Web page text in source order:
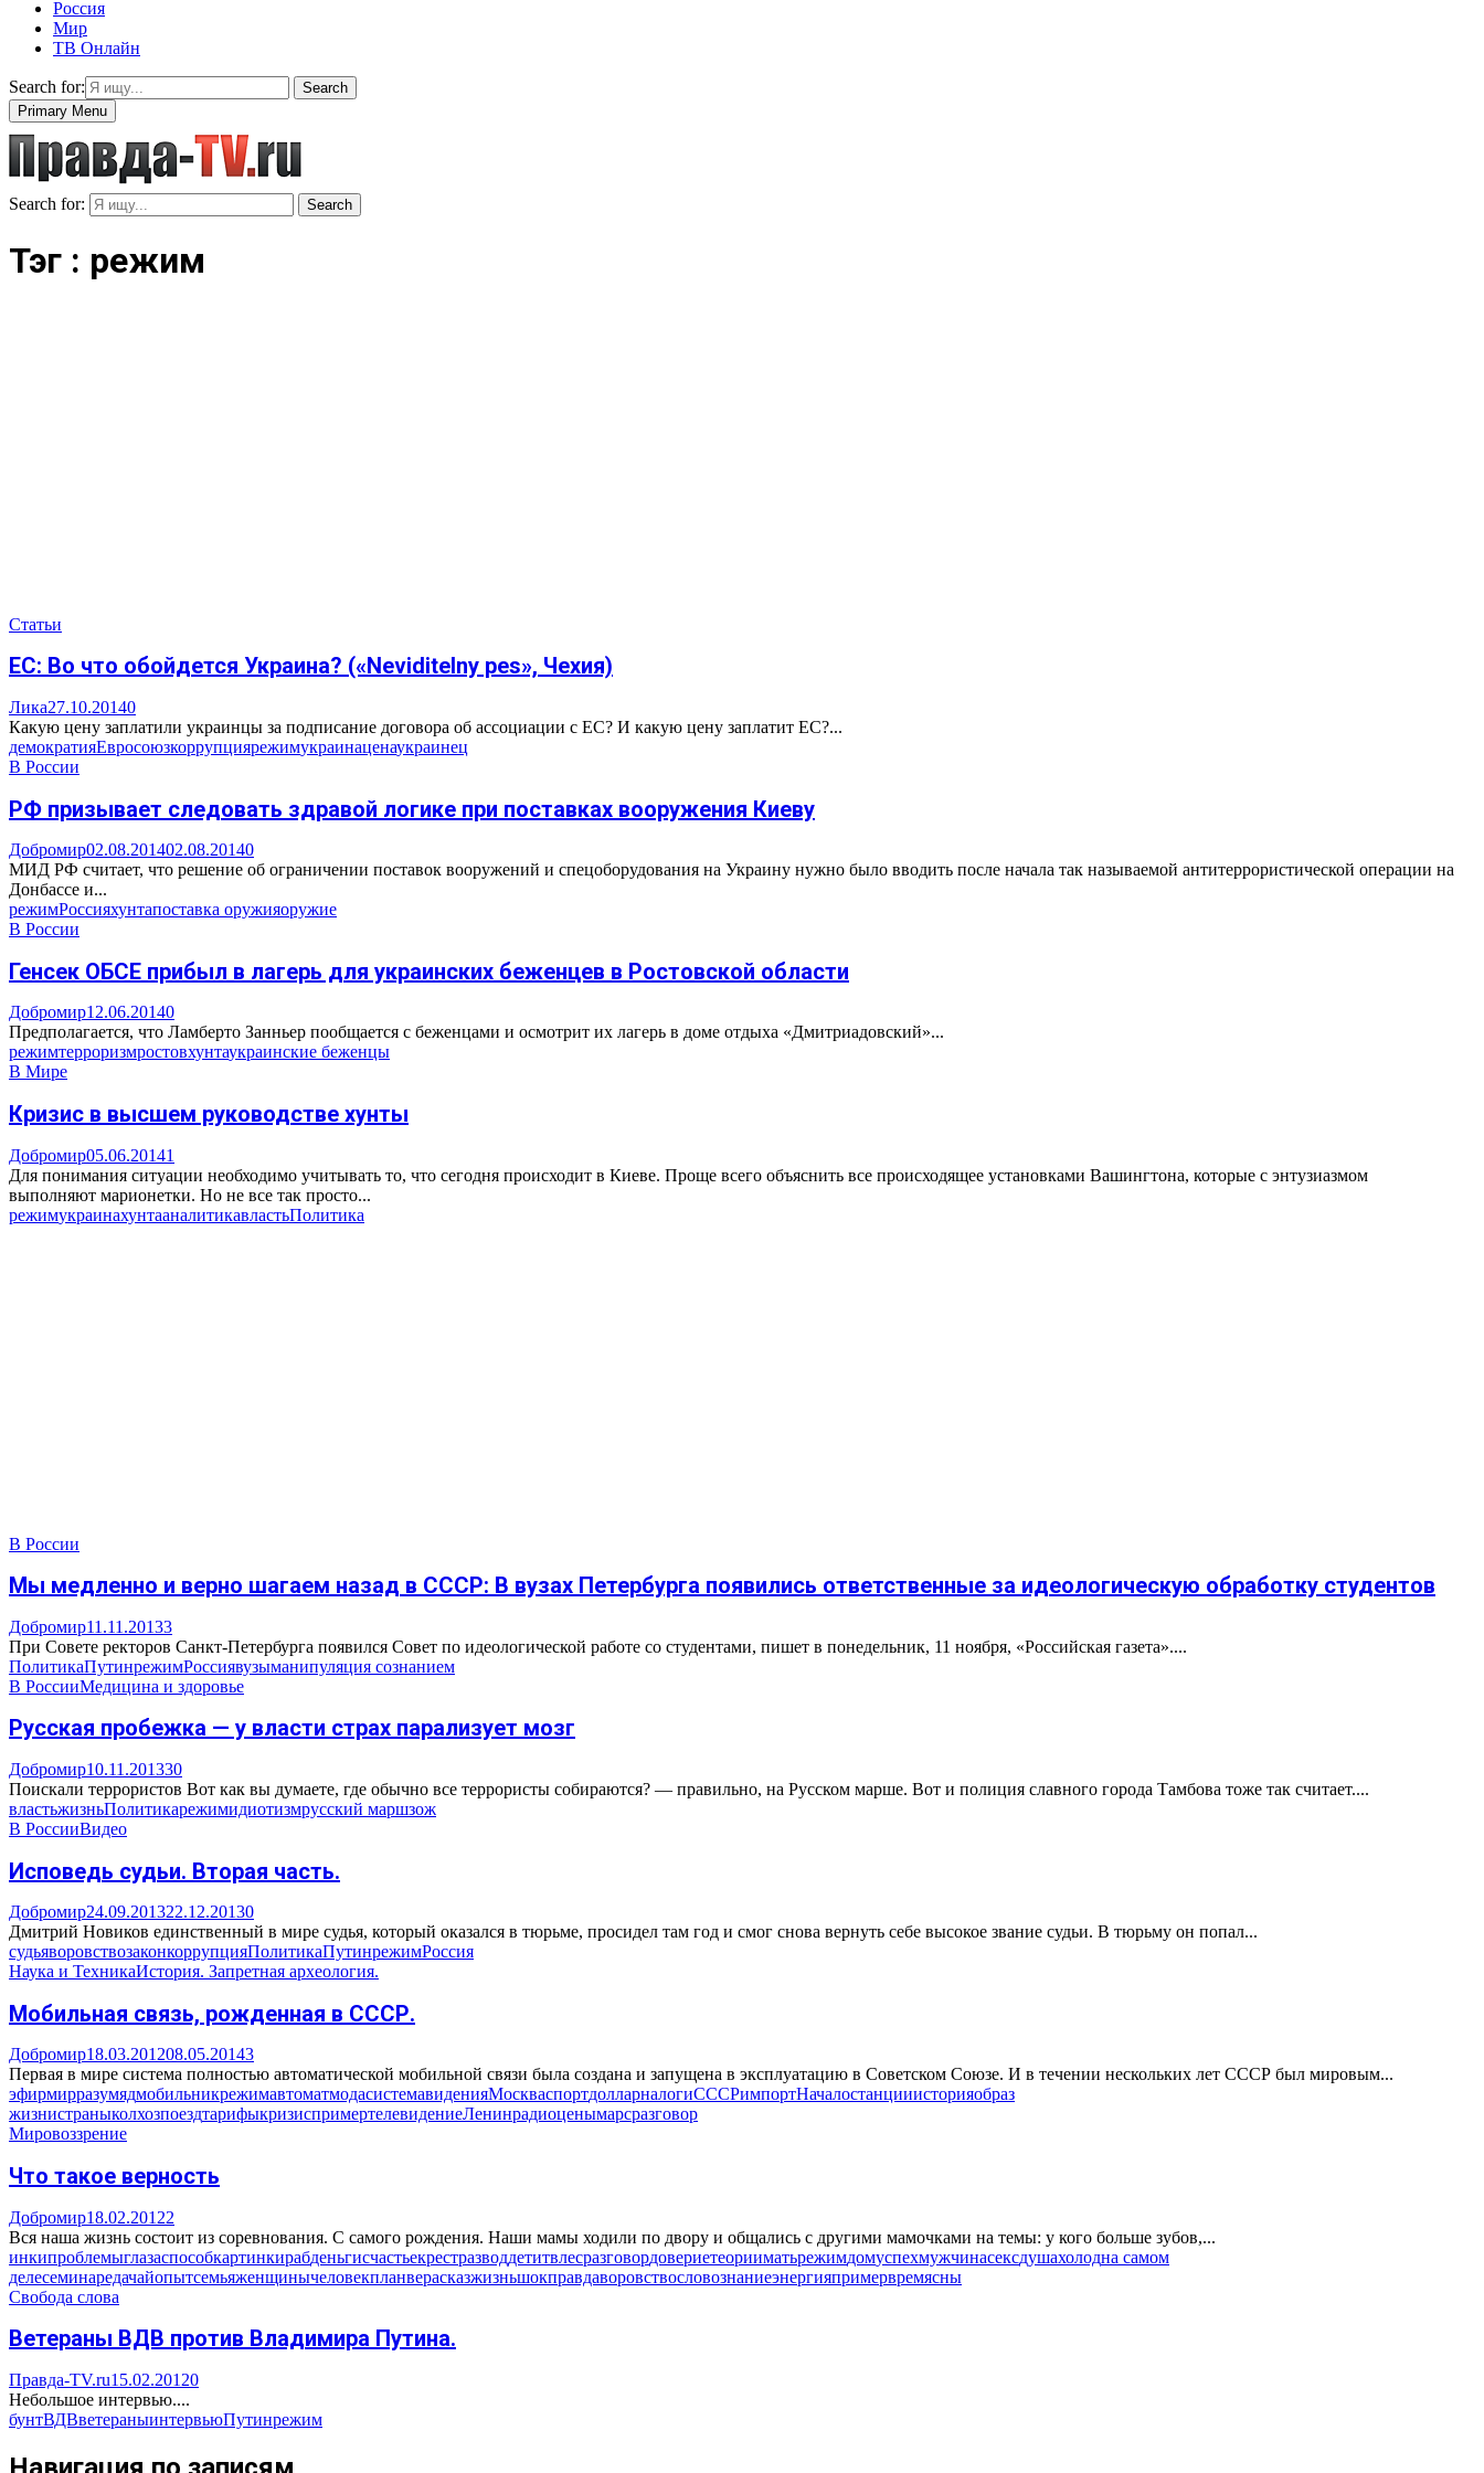
Россия
Мир
ТВ Онлайн
Search for:
Search
Primary Menu
Search for: Search
Тэг : режим
Статьи
ЕС: Во что обойдется Украина? («Neviditelny pes», Чехия)
Лика27.10.20140
Какую цену заплатили украинцы за подписание договора об ассоциации с ЕС? И какую цену заплатит ЕС?...
демократияЕвросоюзкоррупциярежимукраинаценаукраинец
В России
РФ призывает следовать здравой логике при поставках вооружения Киеву
Добромир02.08.201402.08.20140
МИД РФ считает, что решение об ограничении поставок вооружений и спецоборудования на Украину нужно было вводить после начала так называемой антитеррористической операции на
Донбассе и...
режимРоссияхунтапоставка оружияоружие
В России
Генсек ОБСЕ прибыл в лагерь для украинских беженцев в Ростовской области
Добромир12.06.20140
Предполагается, что Ламберто Занньер пообщается с беженцами и осмотрит их лагерь в доме отдыха «Дмитриадовский»...
режимтерроризмростовхунтаукраинские беженцы
В Мире
Кризис в высшем руководстве хунты
Добромир05.06.20141
Для понимания ситуации необходимо учитывать то, что сегодня происходит в Киеве. Проще всего объяснить все происходящее установками Вашингтона, которые с энтузиазмом
выполняют марионетки. Но не все так просто...
режимукраинахунтааналитикавластьПолитика
В России
Мы медленно и верно шагаем назад в СССР: В вузах Петербурга появились ответственные за идеологическую обработку студентов
Добромир11.11.20133
При Совете ректоров Санкт-Петербурга появился Совет по идеологической работе со студентами, пишет в понедельник, 11 ноября, «Российская газета»....
ПолитикаПутинрежимРоссиявузыманипуляция сознанием
В РоссииМедицина и здоровье
Русская пробежка — у власти страх парализует мозг
Добромир10.11.201330
Поискали террористов Вот как вы думаете, где обычно все террористы собираются? — правильно, на Русском марше. Вот и полиция славного города Тамбова тоже так считает....
властьжизньПолитикарежимидиотизмрусский маршзож
В РоссииВидео
Исповедь судьи. Вторая часть.
Добромир24.09.201322.12.20130
Дмитрий Новиков единственный в мире судья, который оказался в тюрьме, просидел там год и смог снова вернуть себе высокое звание судьи. В тюрьму он попал...
судьяворовствозаконкоррупцияПолитикаПутинрежимРоссия
Наука и ТехникаИстория. Запретная археология.
Мобильная связь, рожденная в СССР.
Добромир18.03.201208.05.20143
Первая в мире система полностью автоматической мобильной связи была создана и запущена в эксплуатацию в Советском Союзе. И в течении нескольких лет СССР был мировым...
эфирмирразумядмобильникрежимавтоматмодасистемавиденияМоскваспортдолларналогиСССРимпортНачалостанцииисторияобраз
жизнистраныколхозпоездтарифыкризиспримертелевидениеЛенинрадиоценымарсразговор
Мировоззрение
Что такое верность
Добромир18.02.20122
Вся наша жизнь состоит из соревнования. С самого рождения. Наши мамы ходили по двору и общались с другими мамочками на темы: у кого больше зубов,...
инкипроблемыглазаспособкартинкирабденьгисчастьекрестразводдетитвлесразговордовериетеорииматьрежимдомуспехмужчинасексдушахолодна самом
делесеминаредачайопытсемьяженщинычеловекпланверасказжизньшокправдаворовствословознаниеэнергияпримервремясны
Свобода слова
Ветераны ВДВ против Владимира Путина.
Правда-TV.ru15.02.20120
Небольшое интервью....
бунтВДВветераныинтервьюПутинрежим